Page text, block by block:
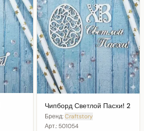
Чипборд Светлой Пасхи! 2
Бренд:Craftstory
Арт.: 501054